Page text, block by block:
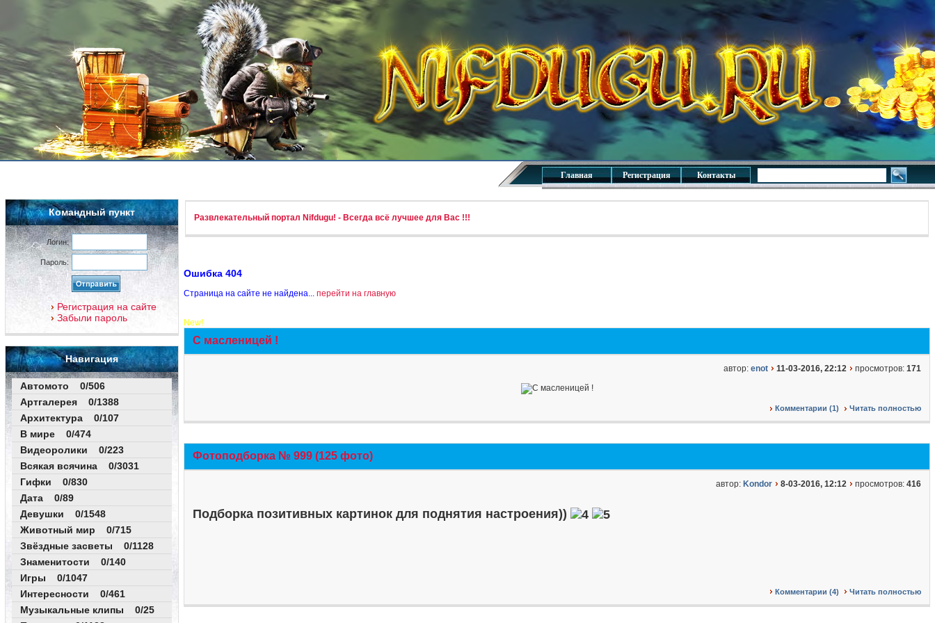
Главная Регистрация Контакты
Командный пункт
Логин:
Пароль:
Регистрация на сайте
Забыли пароль
Навигация
Автомото 0/506
Артгалерея 0/1388
Архитектура 0/107
В мире 0/474
Видеоролики 0/223
Всякая всячина 0/3031
Гифки 0/830
Дата 0/89
Девушки 0/1548
Животный мир 0/715
Звёздные засветы 0/1128
Знаменитости 0/140
Игры 0/1047
Интересности 0/461
Музыкальные клипы 0/25
Развлекательный портал Nifdugu! - Всегда всё лучшее для Вас !!!
Ошибка 404
Страница на сайте не найдена... перейти на главную
New!
С масленицей !
автор: enot 11-03-2016, 22:12 просмотров: 171
Комментарии (1) Читать полностью
Фотоподборка № 999 (125 фото)
автор: Kondor 8-03-2016, 12:12 просмотров: 416
Подборка позитивных картинок для поднятия настроения))
Комментарии (4) Читать полностью